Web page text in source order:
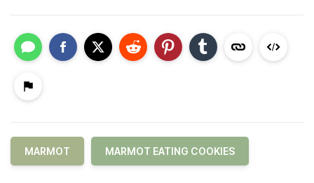
MARMOT MARMOT EATING COOKIES